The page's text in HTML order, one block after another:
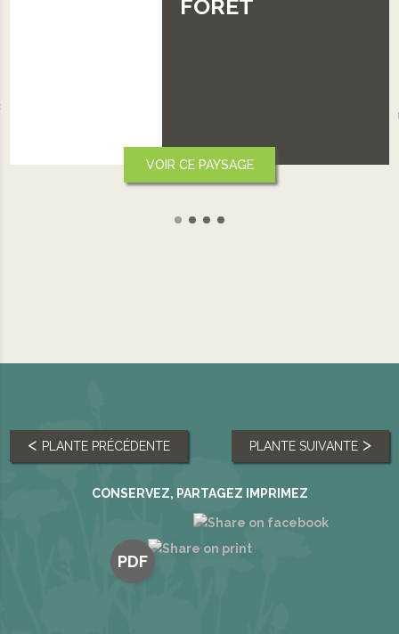
VOIR CE PAYSAGE
PLANTE PRÉCÉDENTE PLANTE SUIVANTE
CONSERVEZ, PARTAGEZ IMPRIMEZ
PDF